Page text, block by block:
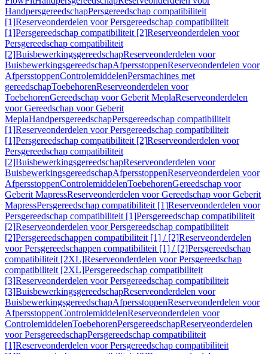
HandpersgereedschapPersgereedschap compatibiliteit
[1]Reserveonderdelen voor Persgereedschap compatibiliteit
[1]Persgereedschap compatibiliteit [2]Reserveonderdelen voor
Persgereedschap compatibiliteit
[2]BuisbewerkingsgereedschapReserveonderdelen voor
BuisbewerkingsgereedschapAfpersstoppenReserveonderdelen voor
AfpersstoppenControlemiddelenPersmachines met
gereedschapToebehorenReserveonderdelen voor
ToebehorenGereedschap voor Geberit MeplaReserveonderdelen
voor Gereedschap voor Geberit
MeplaHandpersgereedschapPersgereedschap compatibiliteit
[1]Reserveonderdelen voor Persgereedschap compatibiliteit
[1]Persgereedschap compatibiliteit [2]Reserveonderdelen voor
Persgereedschap compatibiliteit
[2]BuisbewerkingsgereedschapReserveonderdelen voor
BuisbewerkingsgereedschapAfpersstoppenReserveonderdelen voor
AfpersstoppenControlemiddelenToebehorenGereedschap voor
Geberit MapressReserveonderdelen voor Gereedschap voor Geberit
MapressPersgereedschap compatibiliteit [1]Reserveonderdelen voor
Persgereedschap compatibiliteit [1]Persgereedschap compatibiliteit
[2]Reserveonderdelen voor Persgereedschap compatibiliteit
[2]Persgereedschappen compatibiliteit [1] / [2]Reserveonderdelen
voor Persgereedschappen compatibiliteit [1] / [2]Persgereedschap
compatibiliteit [2XL]Reserveonderdelen voor Persgereedschap
compatibiliteit [2XL]Persgereedschap compatibiliteit
[3]Reserveonderdelen voor Persgereedschap compatibiliteit
[3]BuisbewerkingsgereedschapReserveonderdelen voor
BuisbewerkingsgereedschapAfpersstoppenReserveonderdelen voor
AfpersstoppenControlemiddelenReserveonderdelen voor
ControlemiddelenToebehorenPersgereedschapReserveonderdelen
voor PersgereedschapPersgereedschap compatibiliteit
[1]Reserveonderdelen voor Persgereedschap compatibiliteit